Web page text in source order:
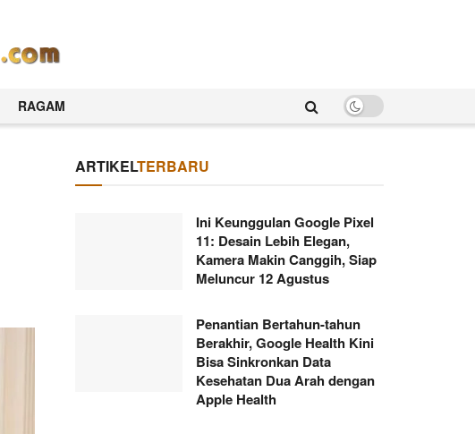
RAGAM
ARTIKELTERBARU
Ini Keunggulan Google Pixel
11: Desain Lebih Elegan,
Kamera Makin Canggih, Siap
Meluncur 12 Agustus
Penantian Bertahun-tahun
Berakhir, Google Health Kini
Bisa Sinkronkan Data
Kesehatan Dua Arah dengan
Apple Health